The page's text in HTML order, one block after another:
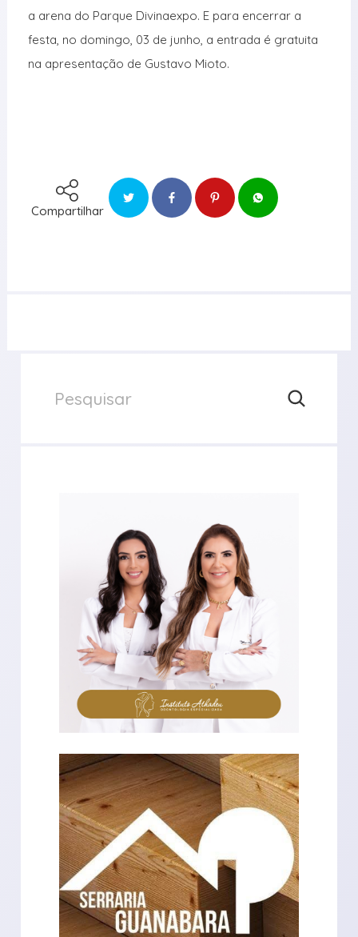
a arena do Parque Divinaexpo. E para encerrar a
festa, no domingo, 03 de junho, a entrada é gratuita
na apresentação de Gustavo Mioto.
Compartilhar